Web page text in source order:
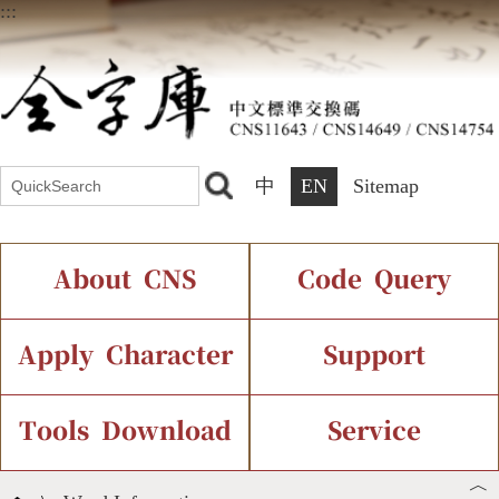
:::
中 EN Sitemap
About CNS
Introduction Current Status
Chinese Code Status
Code Query
IDS Query
Components Query
Apply Character
Application Process
Support
Font Instant Display
Tools Download Service
︿